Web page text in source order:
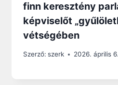
finn keresztény
képviselőt
vétségében
Szerző: szerk 2026. április 6.